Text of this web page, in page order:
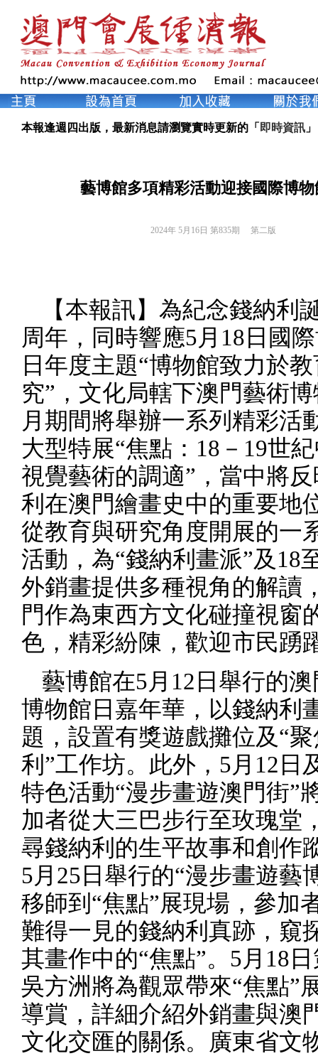
本報逢週四出版，最新消息請瀏覽實時更新的「 即時資訊 」
藝博館多項精彩活動迎接國際博
2024年 5月16日 第835期 第二版
【本報訊】為紀念錢納利
周年，同時響應5月 18 日國
日年度主題“博物館致力於
究”，文化局轄下澳門藝術
月期間將舉辦一系列精彩活
大型特展“焦點： 18 － 19世
視覺藝術的調適”，當中將
利在澳門繪畫史中的重要地
從教育與研究角度開展的一
活動，為“錢納利畫派”及 18
外銷畫提供多種視角的解讀
門作為東西方文化碰撞視窗
色，精彩紛陳，歡迎市民踴
藝博館在5月 12 日舉行的
博物館日嘉年華，以錢納利
題，設置有獎遊戲攤位及“
利”工作坊。此外， 5月 12 日
特色活動“漫步畫遊澳門街”
加者從大三巴步行至玫瑰堂
尋錢納利的生平故事和創作
5月 25 日舉行的“漫步畫遊藝
移師到“焦點”展現場，參加
難得一見的錢納利真跡，窺
其畫作中的“焦點”。 5月 18
吳方洲將為觀眾帶來“焦點”
導賞，詳細介紹外銷畫與澳
文化交匯的關係。廣東省文